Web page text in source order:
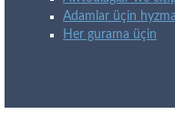
Adamlar üçin
Her gurama üçin